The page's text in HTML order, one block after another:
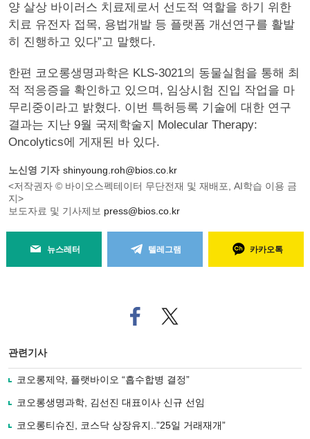
양 살상 바이러스 치료제로서 선도적 역할을 하기 위한
치료 유전자 접목, 용법개발 등 플랫폼 개선연구를 활발
히 진행하고 있다”고 말했다.
한편 코오롱생명과학은 KLS-3021의 동물실험을 통해 최
적 적응증을 확인하고 있으며, 임상시험 진입 작업을 마
무리중이라고 밝혔다. 이번 특허등록 기술에 대한 연구
결과는 지난 9월 국제학술지 Molecular Therapy:
Oncolytics에 게재된 바 있다.
노신영 기자 shinyoung.roh@bios.co.kr
<저작권자 © 바이오스펙테이터 무단전재 및 재배포, AI학습 이용 금
지>
보도자료 및 기사제보 press@bios.co.kr
뉴스레터 텔레그램 카카오톡
페
이
로
기
사
유
트위
터로
관련기사
코오롱제약, 플랫바이오 “흡수합병 결정”
코오롱생명과학, 김선진 대표이사 신규 선임
코오롱티슈진, 코스닥 상장유지..”25일 거래재개”